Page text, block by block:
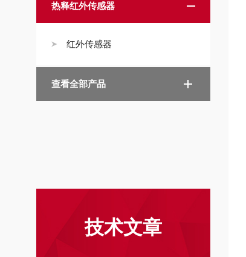
热释红外传感器
红外传感器
查看全部产品
技术文章